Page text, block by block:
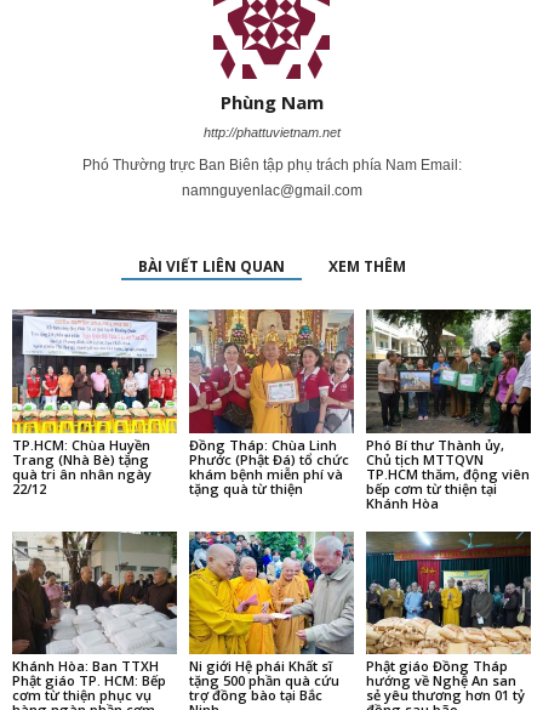
Phùng Nam
http://phattuvietnam.net
Phó Thường trực Ban Biên tập phụ trách phía Nam Email:
namnguyenlac@gmail.com
BÀI VIẾT LIÊN QUAN XEM THÊM
TP.HCM: Chùa Huyền
Trang (Nhà Bè) tặng
quà tri ân nhân ngày
22/12
Đồng Tháp: Chùa Linh
Phước (Phật Đá) tổ chức
khám bệnh miễn phí và
tặng quà từ thiện
Phó Bí thư Thành ủy,
Chủ tịch MTTQVN
TP.HCM thăm, động viên
bếp cơm từ thiện tại
Khánh Hòa
Khánh Hòa: Ban TTXH
Phật giáo TP. HCM: Bếp
cơm từ thiện phục vụ
Ni giới Hệ phái Khất sĩ
tặng 500 phần quà cứu
trợ đồng bào tại Bắc
Phật giáo Đồng Tháp
hướng về Nghệ An san
sẻ yêu thương hơn 01 tỷ